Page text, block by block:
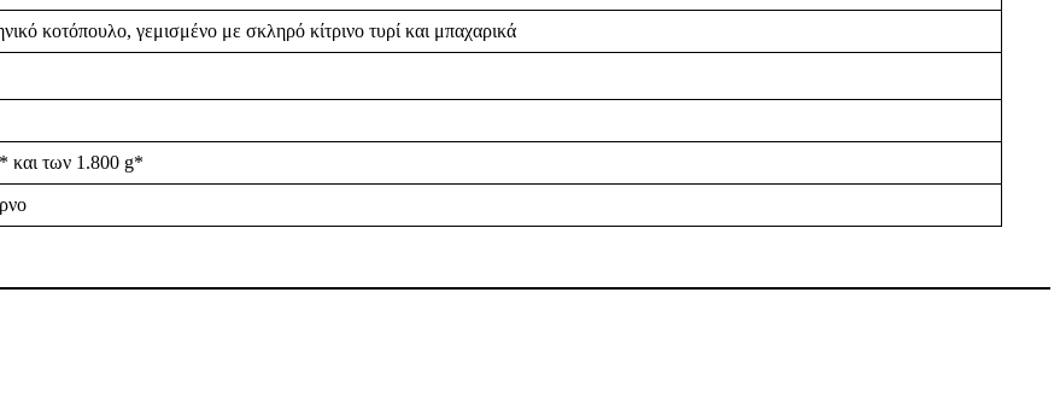
κοτόπουλο, γεμισμένο με σκληρό κίτρινο τυρί και μπαχαρικά
και των 1.800 g*